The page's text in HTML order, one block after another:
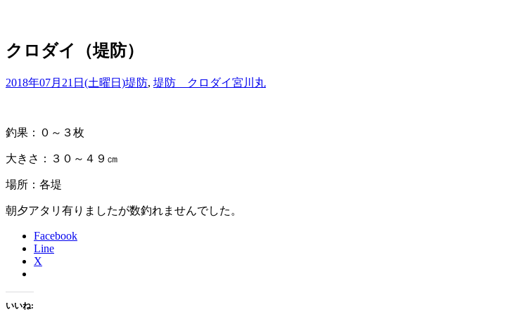
クロダイ（堤防）
2018年07月21日(土曜日)堤防, 堤防 クロダイ宮川丸
釣果：０～３枚
大きさ：３０～４９㎝
場所：各堤
朝夕アタリ有りましたが数釣れませんでした。
Facebook
Line
X
いいね: